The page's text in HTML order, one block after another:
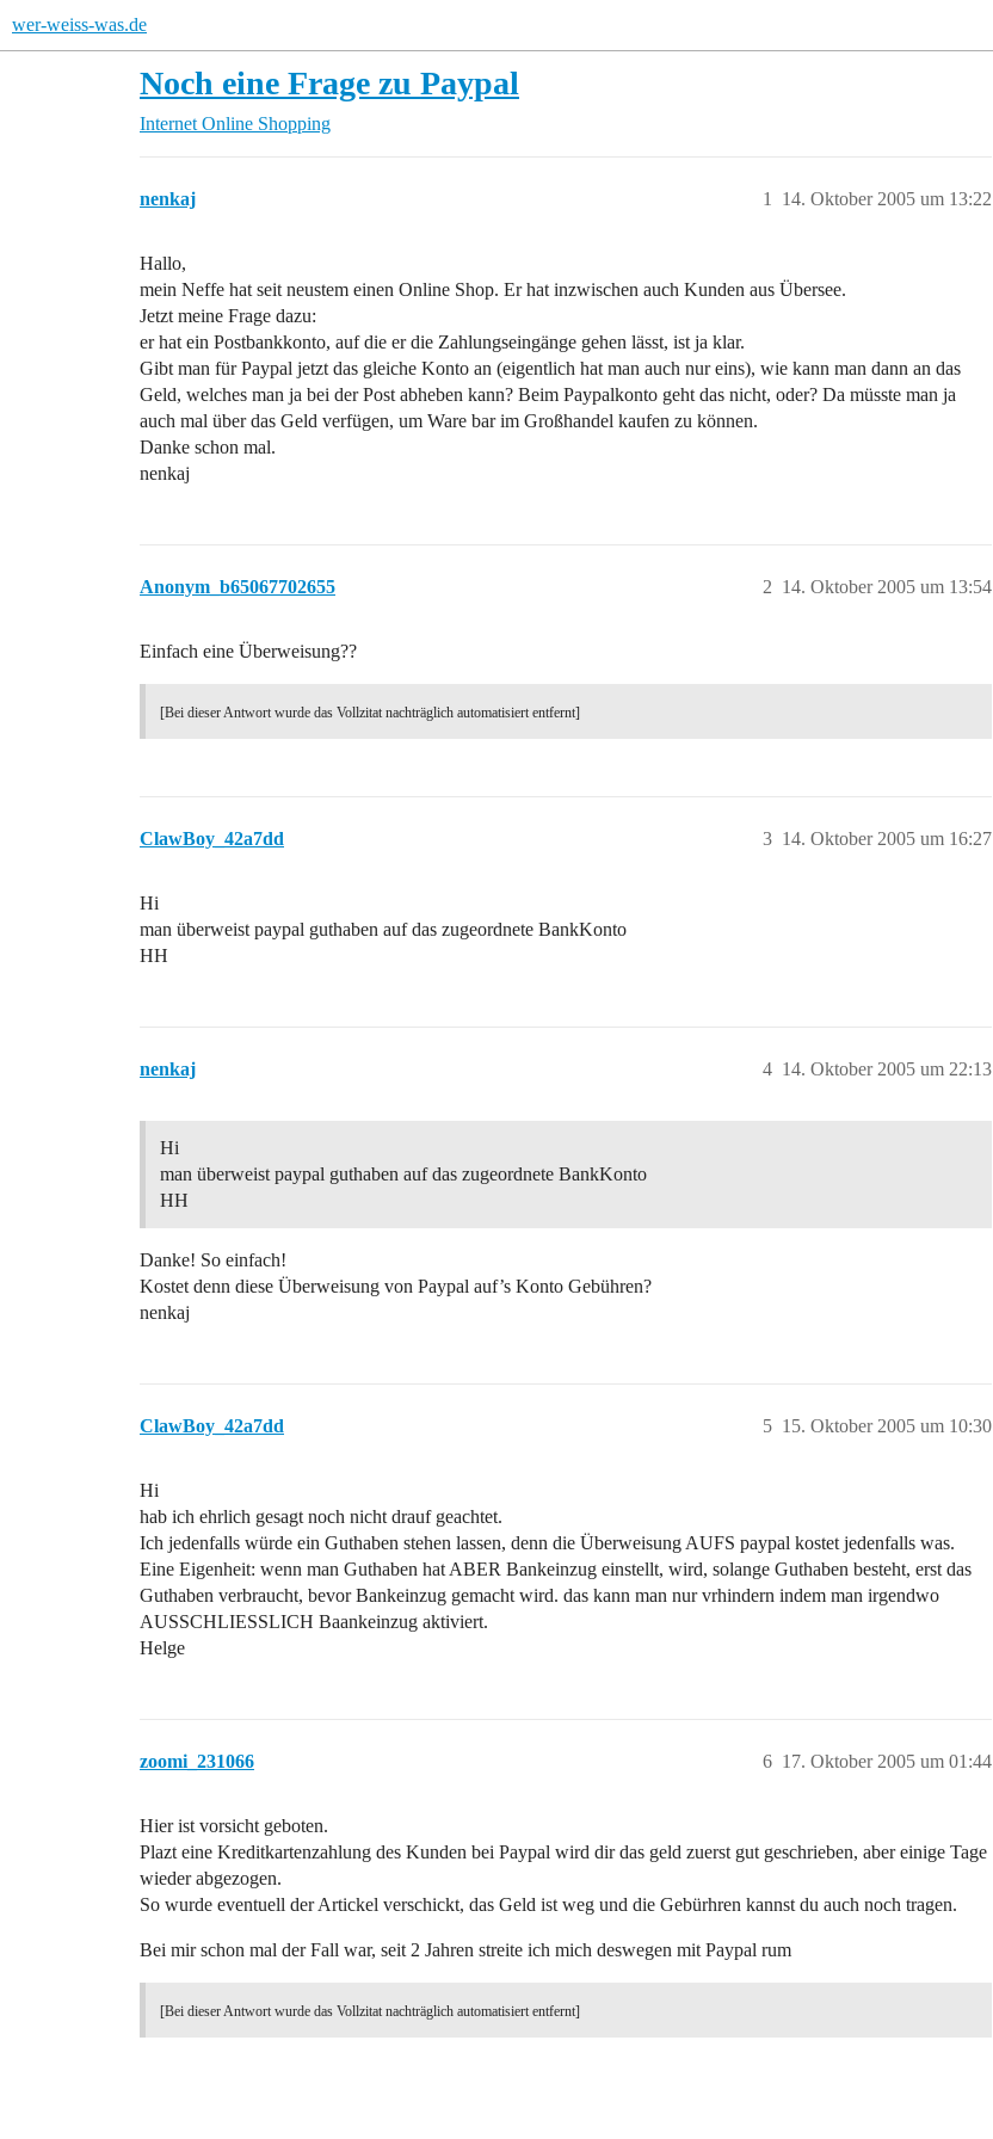
wer-weiss-was.de
Noch eine Frage zu Paypal
Internet Online Shopping
nenkaj 14. Oktober 2005 um 13:22
1
Hallo,
mein Neffe hat seit neustem einen Online Shop. Er hat inzwischen auch Kunden aus Übersee.
Jetzt meine Frage dazu:
er hat ein Postbankkonto, auf die er die Zahlungseingänge gehen lässt, ist ja klar.
Gibt man für Paypal jetzt das gleiche Konto an (eigentlich hat man auch nur eins), wie kann man dann an das
Geld, welches man ja bei der Post abheben kann? Beim Paypalkonto geht das nicht, oder? Da müsste man ja
auch mal über das Geld verfügen, um Ware bar im Großhandel kaufen zu können.
Danke schon mal.
nenkaj
Anonym_b65067702655 14. Oktober 2005 um 13:54
2
Einfach eine Überweisung??
[Bei dieser Antwort wurde das Vollzitat nachträglich automatisiert entfernt]
ClawBoy_42a7dd 14. Oktober 2005 um 16:27
3
Hi
man überweist paypal guthaben auf das zugeordnete BankKonto
HH
nenkaj 14. Oktober 2005 um 22:13
4
Hi
man überweist paypal guthaben auf das zugeordnete BankKonto
HH
Danke! So einfach!
Kostet denn diese Überweisung von Paypal auf’s Konto Gebühren?
nenkaj
ClawBoy_42a7dd 15. Oktober 2005 um 10:30
5
Hi
hab ich ehrlich gesagt noch nicht drauf geachtet.
Ich jedenfalls würde ein Guthaben stehen lassen, denn die Überweisung AUFS paypal kostet jedenfalls was.
Eine Eigenheit: wenn man Guthaben hat ABER Bankeinzug einstellt, wird, solange Guthaben besteht, erst das
Guthaben verbraucht, bevor Bankeinzug gemacht wird. das kann man nur vrhindern indem man irgendwo
AUSSCHLIESSLICH Baankeinzug aktiviert.
Helge
zoomi_231066 17. Oktober 2005 um 01:44
6
Hier ist vorsicht geboten.
Plazt eine Kreditkartenzahlung des Kunden bei Paypal wird dir das geld zuerst gut geschrieben, aber einige Tage
wieder abgezogen.
So wurde eventuell der Artickel verschickt, das Geld ist weg und die Gebürhren kannst du auch noch tragen.
Bei mir schon mal der Fall war, seit 2 Jahren streite ich mich deswegen mit Paypal rum
[Bei dieser Antwort wurde das Vollzitat nachträglich automatisiert entfernt]